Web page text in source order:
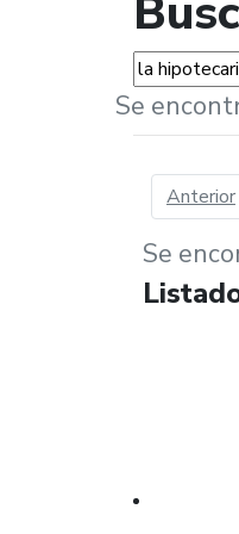
Palabras...
Se
Anterior
Se